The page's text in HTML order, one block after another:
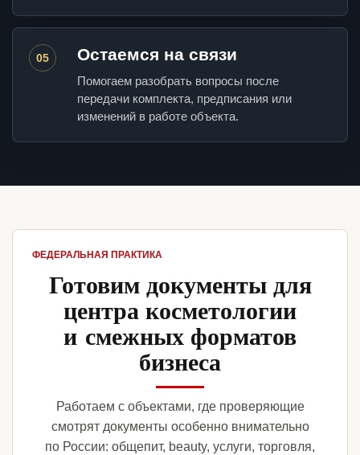
05 Остаемся на связи
Помогаем разобрать вопросы после
передачи комплекта, предписания или
изменений в работе объекта.
ФЕДЕРАЛЬНАЯ ПРАКТИКА
Готовим документы для
центра косметологии
и смежных форматов
бизнеса
Работаем с объектами, где проверяющие
смотрят документы особенно внимательно
по России: общепит, beauty, услуги, торговля,